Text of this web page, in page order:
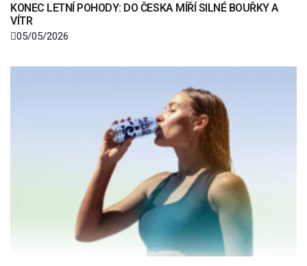
KONEC LETNÍ POHODY: DO ČESKA MÍŘÍ SILNÉ BOUŘKY A
VÍTR
05/05/2026